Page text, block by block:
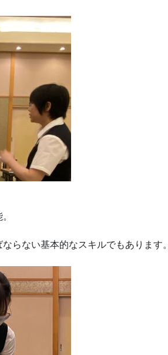
らない基本的なスキルでもあります。